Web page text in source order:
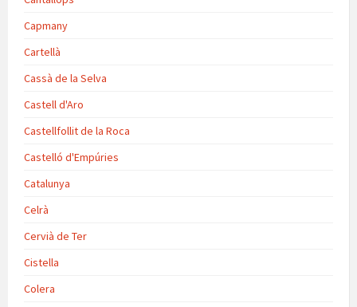
Capmany
Cartellà
Cassà de la Selva
Castell d'Aro
Castellfollit de la Roca
Castelló d'Empúries
Catalunya
Celrà
Cervià de Ter
Cistella
Colera